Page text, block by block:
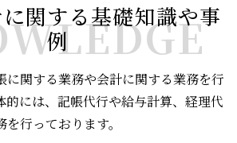
関する基礎知識や事
例
に関する業務や会計に関する業務を行
的には、記帳代行や給与計算、経理代
行っております。